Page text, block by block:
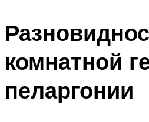
комнатной
пеларгонии